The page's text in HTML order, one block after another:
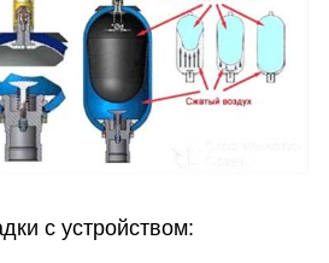
с устройством: